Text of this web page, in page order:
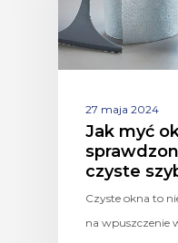
27 maja 2024
Jak myć
czyste
Czyste okna to
na wpuszczenie